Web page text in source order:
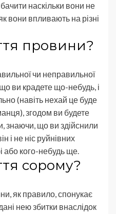
наскільки вони не
вони впливають на різні
провини?
чи неправильної
ви крадете що-небудь, і
(навіть нехай це буде
згодом ви будете
знаючи, що ви здійснили
і не ніс руйнівних
або кого-небудь ще.
сорому?
як правило, спонукає
нею збитки внаслідок